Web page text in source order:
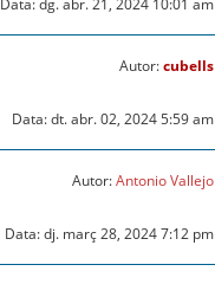
Data: dg. abr. 21, 2024 10:01 am
Autor:cubells
Data: dt. abr. 02, 2024 5:59 am
Autor:Antonio Vallejo
Data: dj. març 28, 2024 7:12 pm